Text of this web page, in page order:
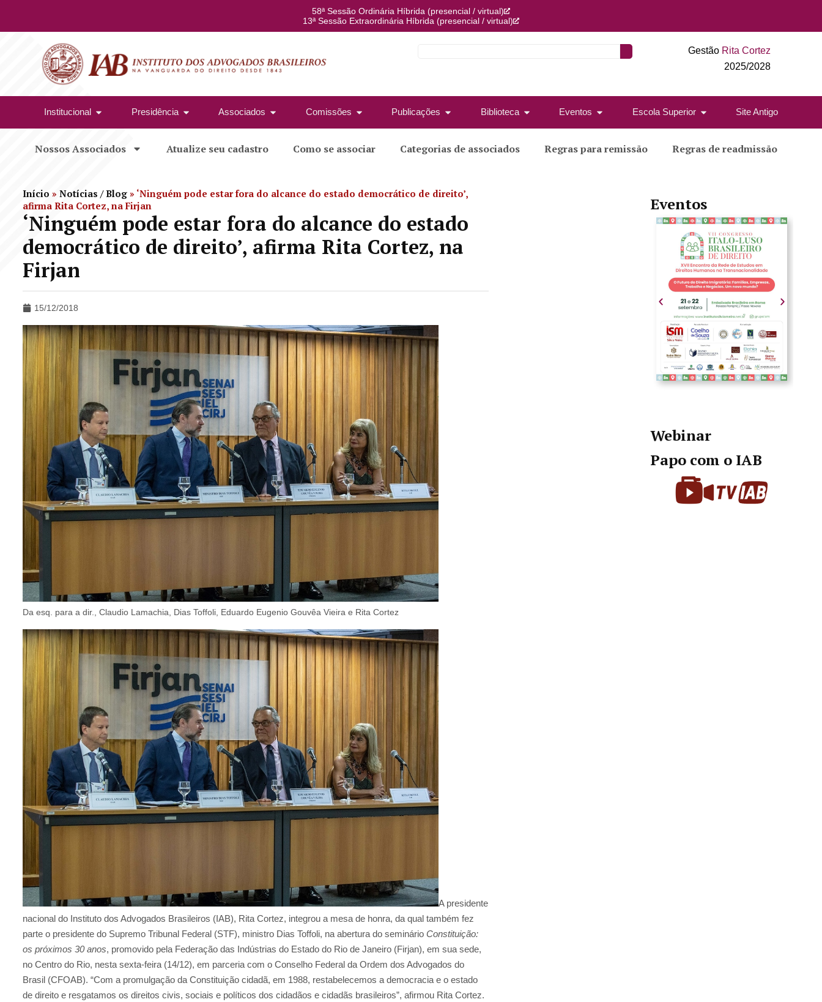
58ª Sessão Ordinária Híbrida (presencial / virtual)
13ª Sessão Extraordinária Híbrida (presencial / virtual)
Gestão Rita Cortez
2025/2028
Institucional Presidência Associados Comissões Publicações Biblioteca Eventos Escola Superior Site Antigo
Nossos Associados Atualize seu cadastro Como se associar Categorias de associados Regras para remissão Regras de readmissão
Início » Notícias / Blog » ‘Ninguém pode estar fora do alcance do estado democrático de direito’,
afirma Rita Cortez, na Firjan
‘Ninguém pode estar fora do alcance do estado
democrático de direito’, afirma Rita Cortez, na
Firjan
15/12/2018
Da esq. para a dir., Claudio Lamachia, Dias Toffoli, Eduardo Eugenio Gouvêa Vieira e Rita Cortez
A presidente
nacional do Instituto dos Advogados Brasileiros (IAB), Rita Cortez, integrou a mesa de honra, da qual também fez
parte o presidente do Supremo Tribunal Federal (STF), ministro Dias Toffoli, na abertura do seminário Constituição:
os próximos 30 anos, promovido pela Federação das Indústrias do Estado do Rio de Janeiro (Firjan), em sua sede,
no Centro do Rio, nesta sexta-feira (14/12), em parceria com o Conselho Federal da Ordem dos Advogados do
Brasil (CFOAB). “Com a promulgação da Constituição cidadã, em 1988, restabelecemos a democracia e o estado
de direito e resgatamos os direitos civis, sociais e políticos dos cidadãos e cidadãs brasileiros”, afirmou Rita Cortez.
Eventos
Webinar
Papo com o IAB